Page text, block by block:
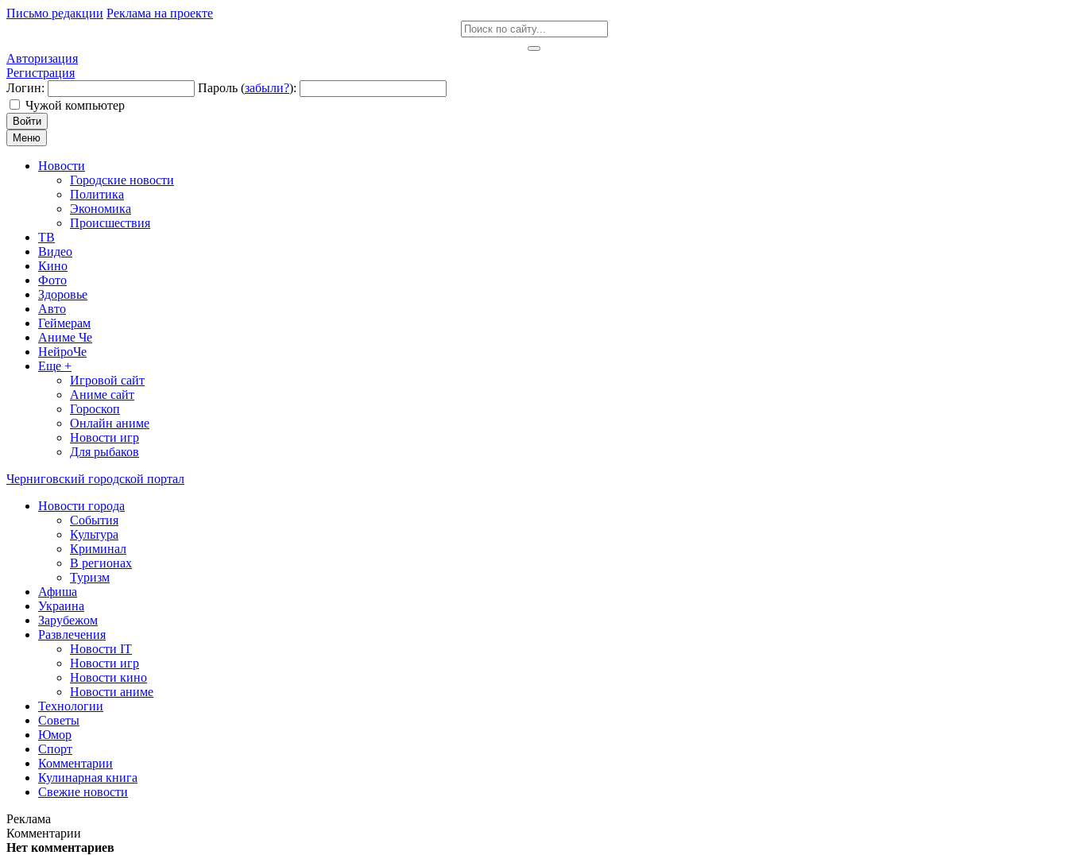
Письмо редакции Реклама на проекте
Авторизация
Регистрация
Логин:
Пароль (забыли?):
Чужой компьютер
Войти
Меню
Новости
Городские новости
Политика
Экономика
Происшествия
ТВ
Видео
Кино
Фото
Здоровье
Авто
Геймерам
Аниме Че
НейроЧе
Еще +
Игровой сайт
Аниме сайт
Гороскоп
Онлайн аниме
Новости игр
Для рыбаков
Черниговский городской портал
Новости города
События
Культура
Криминал
В регионах
Туризм
Афиша
Украина
Зарубежом
Развлечения
Новости IT
Новости игр
Новости кино
Новости аниме
Технологии
Советы
Юмор
Спорт
Комментарии
Кулинарная книга
Свежие новости
Реклама
Комментарии
Нет комментариев